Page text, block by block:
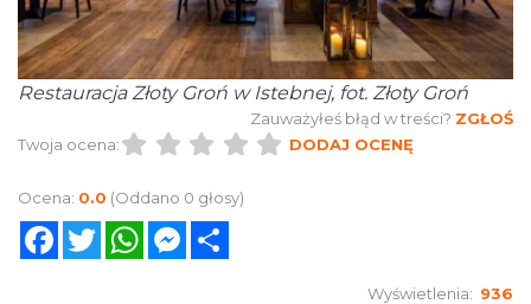
Restauracja Złoty Groń w Istebnej, fot. Złoty Groń
Zauważyłeś błąd w treści? ZGŁOŚ
Twoja ocena:
DODAJ OCENĘ
Ocena: 0.0 (Oddano 0 głosy)
FacebookTwitterWhatsAppMessenger
Wyświetlenia: 936